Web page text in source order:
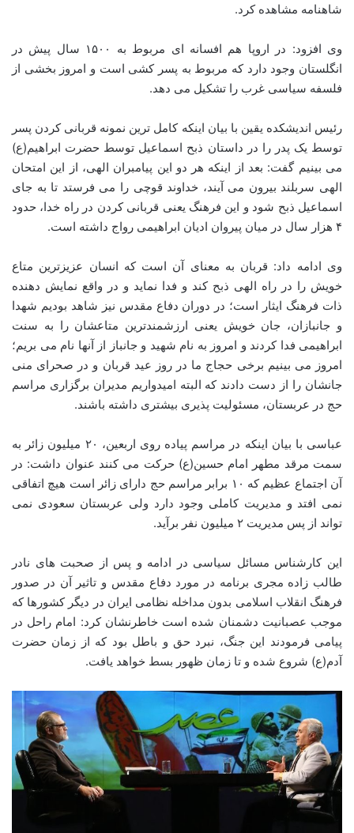
شاهنامه مشاهده کرد.
وی افزود: در اروپا هم افسانه ای مربوط به ۱۵۰۰ سال پیش در
انگلستان وجود دارد که مربوط به پسر کشی است و امروز بخشی از
فلسفه سیاسی غرب را تشکیل می دهد.
رئیس اندیشکده یقین با بیان اینکه کامل ترین نمونه قربانی کردن پسر
توسط یک پدر را در داستان ذبح اسماعیل توسط حضرت ابراهیم(ع)
می بینیم گفت: بعد از اینکه هر دو این پیامبران الهی، از این امتحان
الهی سربلند بیرون می آیند، خداوند قوچی را می فرستد تا به جای
اسماعیل ذبح شود و این فرهنگ یعنی قربانی کردن در راه خدا، حدود
۴ هزار سال در میان پیروان ادیان ابراهیمی رواج داشته است.
وی ادامه داد: قربان به معنای آن است که انسان عزیزترین متاع
خویش را در راه الهی ذبح کند و فدا نماید و در واقع نمایش دهنده
ذات فرهنگ ایثار است؛ در دوران دفاع مقدس نیز شاهد بودیم شهدا
و جانبازان، جان خویش یعنی ارزشمندترین متاعشان را به سنت
ابراهیمی فدا کردند و امروز به نام شهید و جانباز از آنها نام می بریم؛
امروز می بینیم برخی حجاج ما در روز عید قربان و در صحرای منی
جانشان را از دست دادند که البته امیدواریم مدیران برگزاری مراسم
حج در عربستان، مسئولیت پذیری بیشتری داشته باشند.
عباسی با بیان اینکه در مراسم پیاده روی اربعین، ۲۰ میلیون زائر به
سمت مرقد مطهر امام حسین(ع) حرکت می کنند عنوان داشت: در
آن اجتماع عظیم که ۱۰ برابر مراسم حج دارای زائر است هیچ اتفاقی
نمی افتد و مدیریت کاملی وجود دارد ولی عربستان سعودی نمی
تواند از پس مدیریت ۲ میلیون نفر برآید.
این کارشناس مسائل سیاسی در ادامه و پس از صحبت های نادر
طالب زاده مجری برنامه در مورد دفاع مقدس و تاثیر آن در صدور
فرهنگ انقلاب اسلامی بدون مداخله نظامی ایران در دیگر کشورها که
موجب عصبانیت دشمنان شده است خاطرنشان کرد: امام راحل در
پیامی فرمودند این جنگ، نبرد حق و باطل بود که از زمان حضرت
آدم(ع) شروع شده و تا زمان ظهور بسط خواهد یافت.